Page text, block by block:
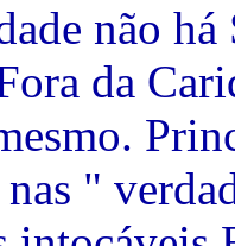
não
da
"